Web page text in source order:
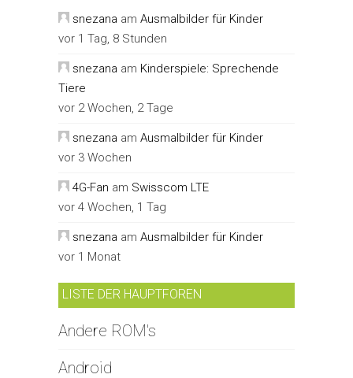
snezana am Ausmalbilder für Kinder
vor 1 Tag, 8 Stunden
snezana am Kinderspiele: Sprechende
Tiere
vor 2 Wochen, 2 Tage
snezana am Ausmalbilder für Kinder
vor 3 Wochen
4G-Fan am Swisscom LTE
vor 4 Wochen, 1 Tag
snezana am Ausmalbilder für Kinder
vor 1 Monat
LISTE DER HAUPTFOREN
Andere ROM's
Android